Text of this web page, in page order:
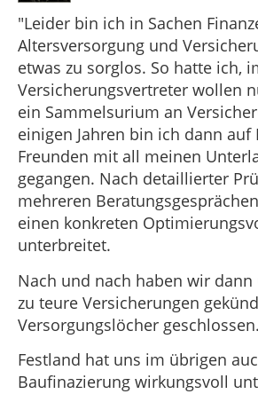
"Leider bin ich in Sachen
Altersversorgung und
etwas zu sorglos. So hatte ich,
Versicherungsvertreter wollen
ein Sammelsurium an
einigen Jahren bin ich dann auf
Freunden mit all meinen
gegangen. Nach detaillierter
mehreren
einen konkreten
unterbreitet.
Nach und nach haben wir
zu teure Versicherungen
Versorgungslöcher geschlossen.
Festland hat uns im übrigen
Baufinazierung wirkungsvoll